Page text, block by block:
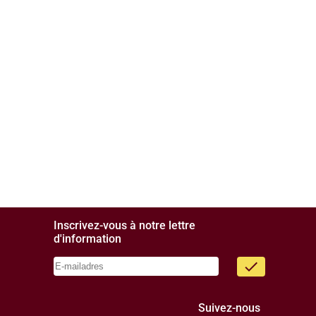
Inscrivez-vous à notre lettre
d'information
done
Suivez-nous